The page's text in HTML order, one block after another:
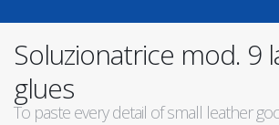
Soluzionatrice mod. 9
glues
To paste every detail of small leather